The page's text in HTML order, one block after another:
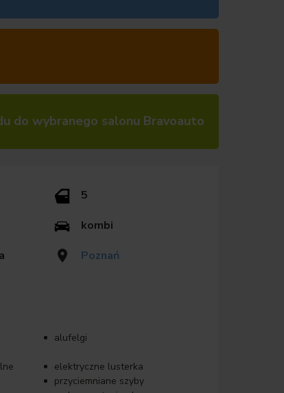
do wybranego salonu Bravoauto
5
kombi
Poznań
alufelgi
elektryczne lusterka
przyciemniane szyby